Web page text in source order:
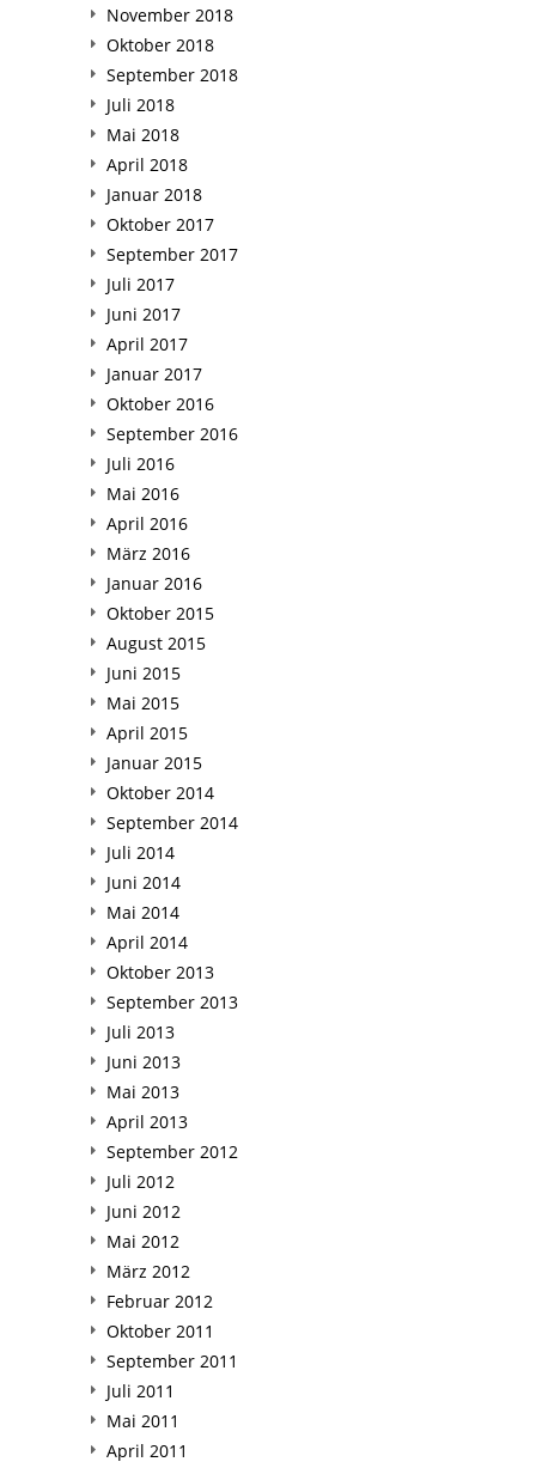
November 2018
Oktober 2018
September 2018
Juli 2018
Mai 2018
April 2018
Januar 2018
Oktober 2017
September 2017
Juli 2017
Juni 2017
April 2017
Januar 2017
Oktober 2016
September 2016
Juli 2016
Mai 2016
April 2016
März 2016
Januar 2016
Oktober 2015
August 2015
Juni 2015
Mai 2015
April 2015
Januar 2015
Oktober 2014
September 2014
Juli 2014
Juni 2014
Mai 2014
April 2014
Oktober 2013
September 2013
Juli 2013
Juni 2013
Mai 2013
April 2013
September 2012
Juli 2012
Juni 2012
Mai 2012
März 2012
Februar 2012
Oktober 2011
September 2011
Juli 2011
Mai 2011
April 2011